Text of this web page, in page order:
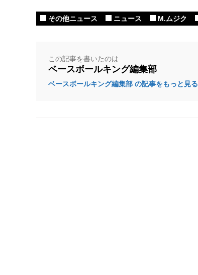
その他ニュース ニュース M.ムジク
この記事を書いたのは
ベースボールキング編集部
ベースボールキング編集部 の記事をもっと見る